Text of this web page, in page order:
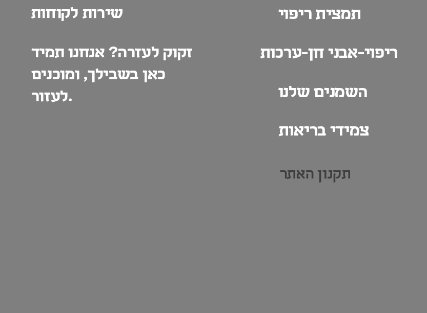
שירות לקוחות
זקוק לעזרה? אנחנו תמיד
כאן בשבילך, ומוכנים
לעזור.
תמצית ריפוי
ריפוי-אבני חן-ערכות
השמנים שלנו
צמידי בריאות
תקנון האתר